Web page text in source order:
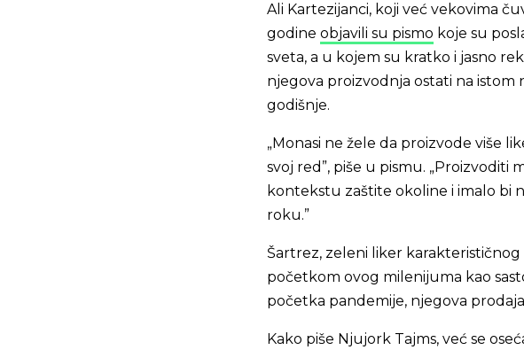
Ali Kartezijanci, koji već vekovima
godine objavili su pismo koje su
sveta, a u kojem su kratko i jasno
njegova proizvodnja ostati na istom
godišnje.
„Monasi ne žele da proizvode više
svoj red”, piše u pismu. „Proizvoditi
kontekstu zaštite okoline i imalo
roku.”
Šartrez, zeleni liker
početkom ovog milenijuma kao
početka pandemije, njegova
Kako piše Njujork Tajms, već se